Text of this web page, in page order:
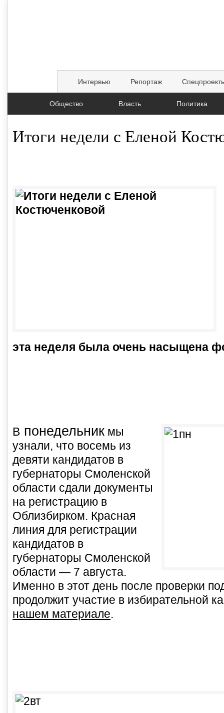
Интервью Репортаж
Общество Власть Политика
Итоги недели с Еленой
эта неделя была очень насыщена
В понедельник мы
узнали, что восемь из
девяти кандидатов в
губернаторы Смоленской
области сдали документы
на регистрацию в
Облизбирком. Красная
линия для регистрации
кандидатов в
губернаторы Смоленской
области — 7 августа.
Именно в этот день после проверки
продолжит участие в избирательной
нашем материале.